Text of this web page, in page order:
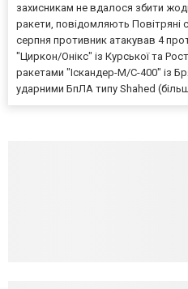
захисникам не вдалося збити
ракети, повідомляють Повітряні
серпня противник атакував 4
"Циркон/Онікс" із Курської та
ракетами "Іскандер-М/С-400" із
ударними БпЛА типу Shahed